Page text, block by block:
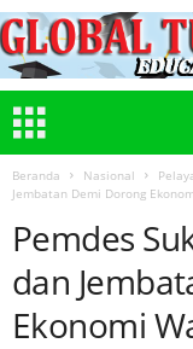
Beranda Nasional
Jembatan Demi Dorong
Pemdes
dan
Ekonomi